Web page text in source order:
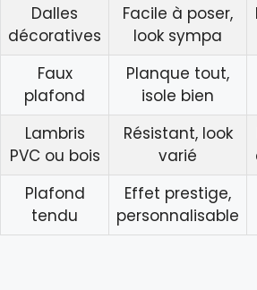
Dalles
décoratives
Facile à poser,
look sympa
Faux
plafond
Planque tout,
isole bien
Lambris
PVC ou bois
Résistant, look
varié
Plafond
tendu
Effet prestige,
personnalisable